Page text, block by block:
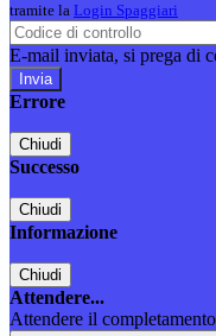
tramite la Login Spaggiari
E-mail inviata, si prega di
Errore
Chiudi
Successo
Chiudi
Informazione
Chiudi
Attendere...
Attendere il